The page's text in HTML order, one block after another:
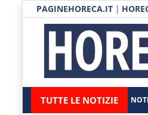
PAGINEHORECA.IT |
Horecanews.it
-
Notizie
Horeca
TUTTE LE NOTIZIE
Notizie HORECA
Ristorazione